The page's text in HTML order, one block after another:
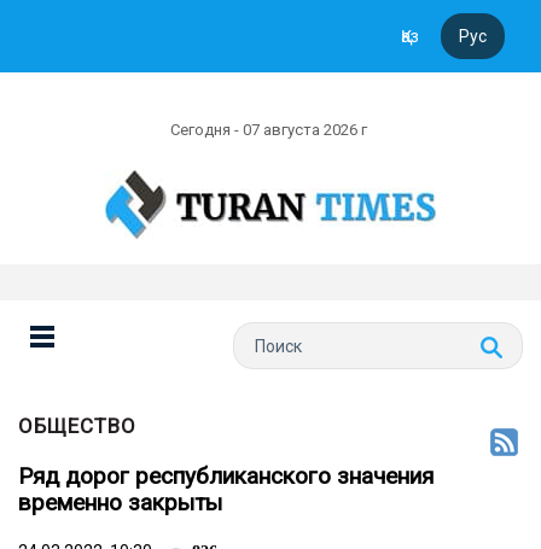
Қаз Рус
Сегодня - 07 августа 2026 г
ОБЩЕСТВО
Ряд дорог республиканского значения
временно закрыты